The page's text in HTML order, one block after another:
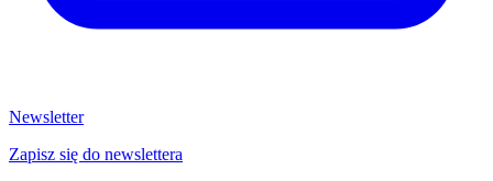
Newsletter
Zapisz się do newslettera